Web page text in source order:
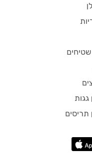
שטיחים
גגות
תריסים